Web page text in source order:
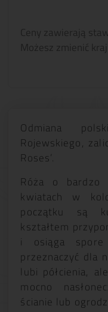
Ceny zawierają
Możesz zmienić
Odmiana
Rojewskiego,
Roses’.
Róża o bardzo
kwiatach w
początku są
kształtem
i osiąga
przeznaczyć dla
lubi półcienia,
mocno
ścianie lub